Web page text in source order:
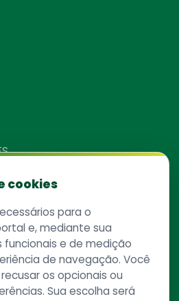
cookies
para o
e, mediante sua
funcionais e de medição
de navegação. Você
os opcionais ou
Sua escolha será